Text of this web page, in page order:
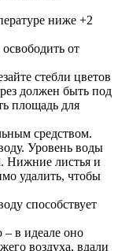
ниже +2
от
стебли цветов
должен быть под
площадь для
средством.
Уровень воды
Нижние листья и
удалить, чтобы
способствует
– в идеале оно
воздуха, вдали